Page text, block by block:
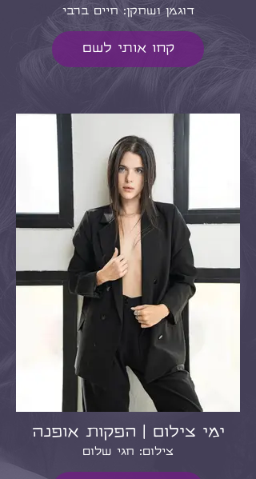
דוגמן ושחקן: חיים ברבי
קחו אותי לשם
ימי צילום | הפקות אופנה
צילום: חגי שלום